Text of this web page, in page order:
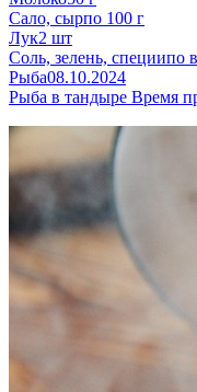
Сало, сырпо 100 г
Лук2 шт
Соль, зелень, специипо
Рыба08.10.2024
Рыба в тандыре Время